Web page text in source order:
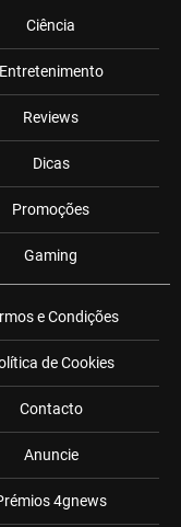
Ciência
Entretenimento
Reviews
Dicas
Promoções
Gaming
e Condições
de Cookies
Contacto
Anuncie
4gnews